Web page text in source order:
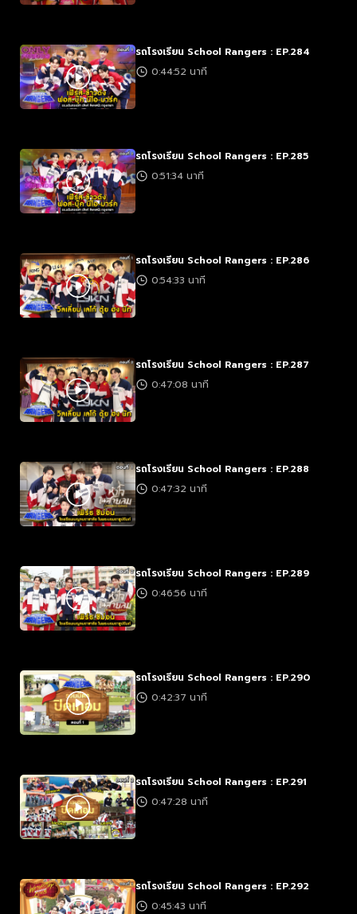
รถโรงเรียน School Rangers : EP.284
0:44:52 นาที
รถโรงเรียน School Rangers : EP.285
0:51:34 นาที
รถโรงเรียน School Rangers : EP.286
0:54:33 นาที
รถโรงเรียน School Rangers : EP.287
0:47:08 นาที
รถโรงเรียน School Rangers : EP.288
0:47:32 นาที
รถโรงเรียน School Rangers : EP.289
0:46:56 นาที
รถโรงเรียน School Rangers : EP.290
0:42:37 นาที
รถโรงเรียน School Rangers : EP.291
0:47:28 นาที
รถโรงเรียน School Rangers : EP.292
0:45:43 นาที